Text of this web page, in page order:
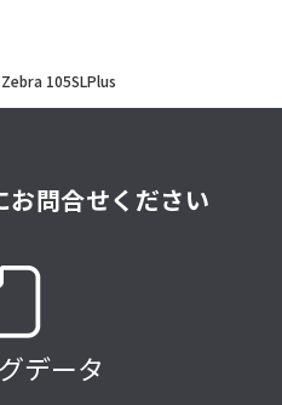
Zebra 105SLPlus
お問合せください
データ